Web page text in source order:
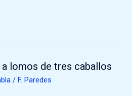
lomos de tres caballos
/ F. Paredes